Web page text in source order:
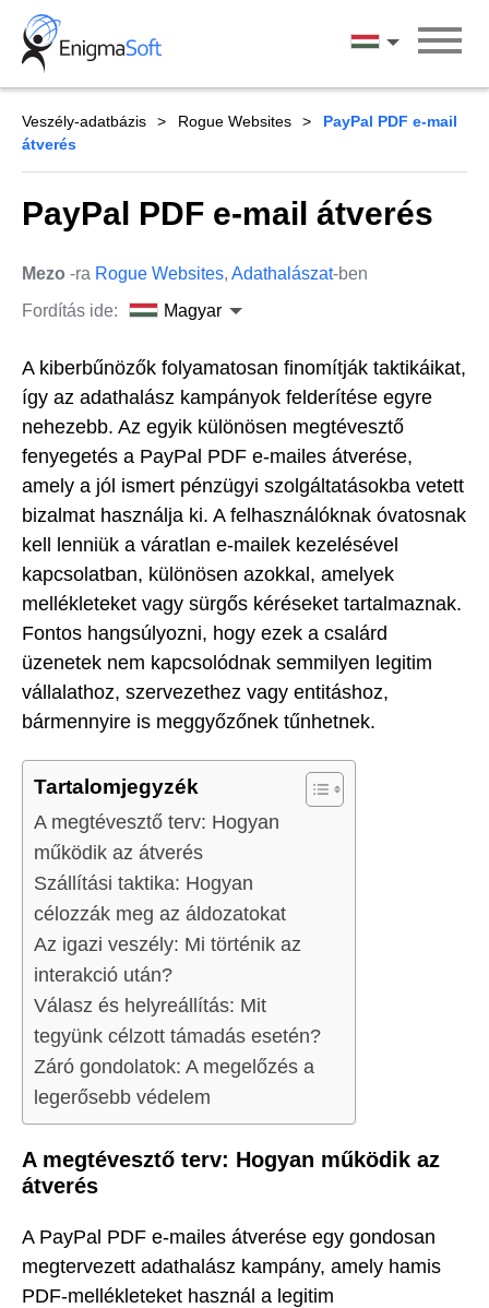
Skip
content
Magyar
Veszély-adatbázis Rogue Websites
PayPal PDF e-mail
átverés
PayPal PDF e-mail átverés
Mezo -ra Rogue Websites, Adathalászat-ben
Fordítás ide:
Magyar
A kiberbűnözők folyamatosan finomítják taktikáikat,
így az adathalász kampányok felderítése egyre
nehezebb. Az egyik különösen megtévesztő
fenyegetés a PayPal PDF e-mailes átverése,
amely a jól ismert pénzügyi szolgáltatásokba vetett
bizalmat használja ki. A felhasználóknak óvatosnak
kell lenniük a váratlan e-mailek kezelésével
kapcsolatban, különösen azokkal, amelyek
mellékleteket vagy sürgős kéréseket tartalmaznak.
Fontos hangsúlyozni, hogy ezek a csalárd
üzenetek nem kapcsolódnak semmilyen legitim
vállalathoz, szervezethez vagy entitáshoz,
bármennyire is meggyőzőnek tűnhetnek.
Tartalomjegyzék
A megtévesztő terv: Hogyan
működik az átverés
Szállítási taktika: Hogyan
célozzák meg az áldozatokat
Az igazi veszély: Mi történik az
interakció után?
Válasz és helyreállítás: Mit
tegyünk célzott támadás esetén?
Záró gondolatok: A megelőzés a
legerősebb védelem
A megtévesztő terv: Hogyan működik az
átverés
A PayPal PDF e-mailes átverése egy gondosan
megtervezett adathalász kampány, amely hamis
PDF-mellékleteket használ a legitim